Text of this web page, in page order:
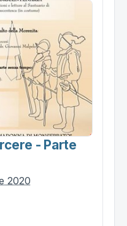
- Parte
2020